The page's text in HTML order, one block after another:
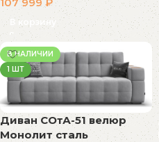
В корзину
В НАЛИЧИИ
1 ШТ
Диван СОтА-51 велюр
Монолит сталь